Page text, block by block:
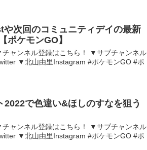
次回のコミュニティデイの最新
ポケモンGO】
ャンネル登録はこちら！ ▼サブチャンネル
▼北山由里Instagram #ポケモンGO #ポ
で色違い&ほしのすなを狙う
ャンネル登録はこちら！ ▼サブチャンネル
▼北山由里Instagram #ポケモンGO #ポ